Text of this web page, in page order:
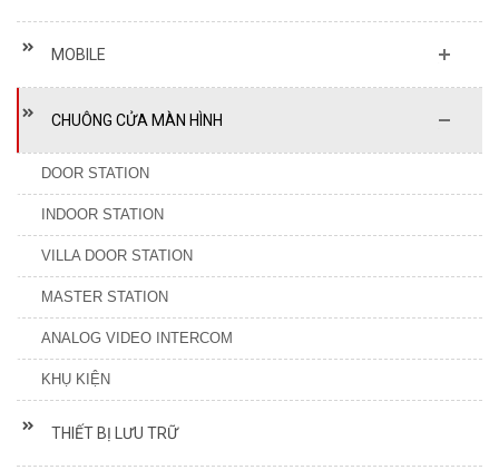
MOBILE
CHUÔNG CỬA MÀN HÌNH
DOOR STATION
INDOOR STATION
VILLA DOOR STATION
MASTER STATION
ANALOG VIDEO INTERCOM
KHỤ KIỆN
THIẾT BỊ LƯU TRỮ